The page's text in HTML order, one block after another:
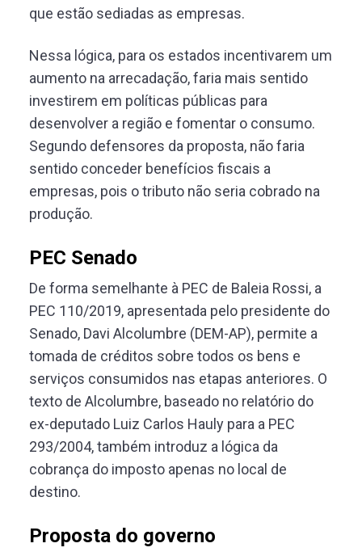
que estão sediadas as empresas.
Nessa lógica, para os estados incentivarem um
aumento na arrecadação, faria mais sentido
investirem em políticas públicas para
desenvolver a região e fomentar o consumo.
Segundo defensores da proposta, não faria
sentido conceder benefícios fiscais a
empresas, pois o tributo não seria cobrado na
produção.
PEC Senado
De forma semelhante à PEC de Baleia Rossi, a
PEC 110/2019, apresentada pelo presidente do
Senado, Davi Alcolumbre (DEM-AP), permite a
tomada de créditos sobre todos os bens e
serviços consumidos nas etapas anteriores. O
texto de Alcolumbre, baseado no relatório do
ex-deputado Luiz Carlos Hauly para a PEC
293/2004, também introduz a lógica da
cobrança do imposto apenas no local de
destino.
Proposta do governo